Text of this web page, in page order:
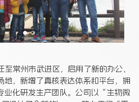
至常州市武进区，启用了新的办公、
地，新增了真核表达体系和平台，拥
业化研发生产团队。公司以“生物微